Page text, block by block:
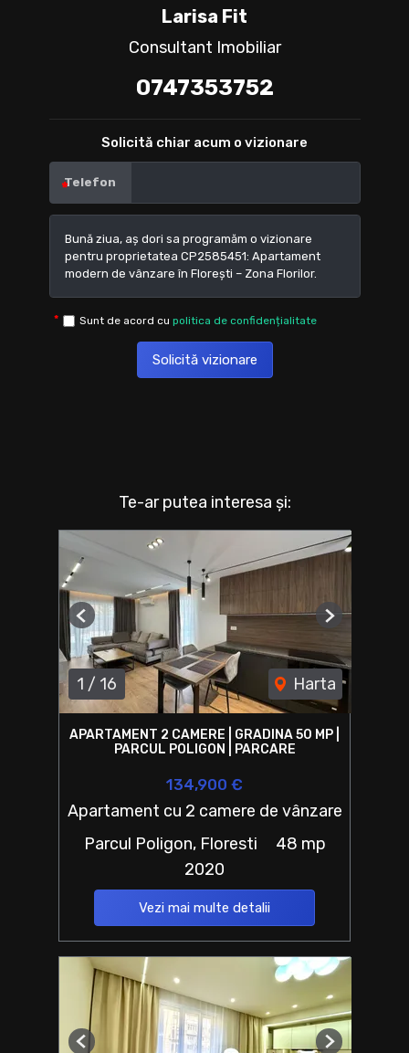
Larisa Fit
Consultant Imobiliar
0747353752
Solicită chiar acum o vizionare
Telefon
Sunt de acord cu politica de confidențialitate
Solicită vizionare
Te-ar putea interesa și:
1 / 16 Harta
Previous Next
APARTAMENT 2 CAMERE | GRADINA 50 MP |
PARCUL POLIGON | PARCARE
134,900 €
Apartament cu 2 camere de vânzare
Parcul Poligon, Floresti
48 mp
2020
Vezi mai multe detalii